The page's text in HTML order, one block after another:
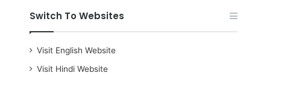
Switch To Websites
Visit English Website
Visit Hindi Website